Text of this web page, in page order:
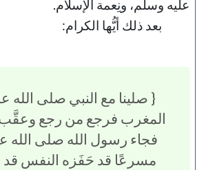
عليه وسلم، ونِعمة الإسلام.
بعد ذلك أيُّها الكرام:
{ صلينا مع النبي صلى الله
المغرب فرجع من رجع
فجاء رسول الله صلى الله
مسرعًا قد حَفَزه النفس